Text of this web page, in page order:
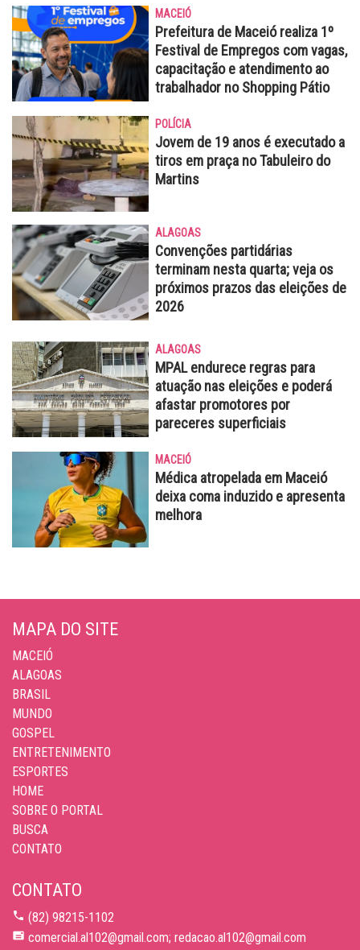
MACEIÓ
Prefeitura de Maceió realiza 1º
Festival de Empregos com vagas,
capacitação e atendimento ao
trabalhador no Shopping Pátio
POLÍCIA
Jovem de 19 anos é executado a
tiros em praça no Tabuleiro do
Martins
ALAGOAS
Convenções partidárias
terminam nesta quarta; veja os
próximos prazos das eleições de
2026
ALAGOAS
MPAL endurece regras para
atuação nas eleições e poderá
afastar promotores por
pareceres superficiais
MACEIÓ
Médica atropelada em Maceió
deixa coma induzido e apresenta
melhora
MAPA DO SITE
MACEIÓ
ALAGOAS
BRASIL
MUNDO
GOSPEL
ENTRETENIMENTO
ESPORTES
HOME
SOBRE O PORTAL
BUSCA
CONTATO
CONTATO
(82) 98215-1102
comercial.al102@gmail.com; redacao.al102@gmail.com